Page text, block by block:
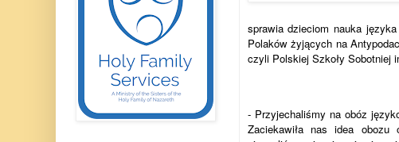
sprawia dzieciom nauka
Polaków żyjących na
czyli Polskiej Szkoły Sobotniej
- Przyjechaliśmy na obóz
Zaciekawiła nas idea obozu